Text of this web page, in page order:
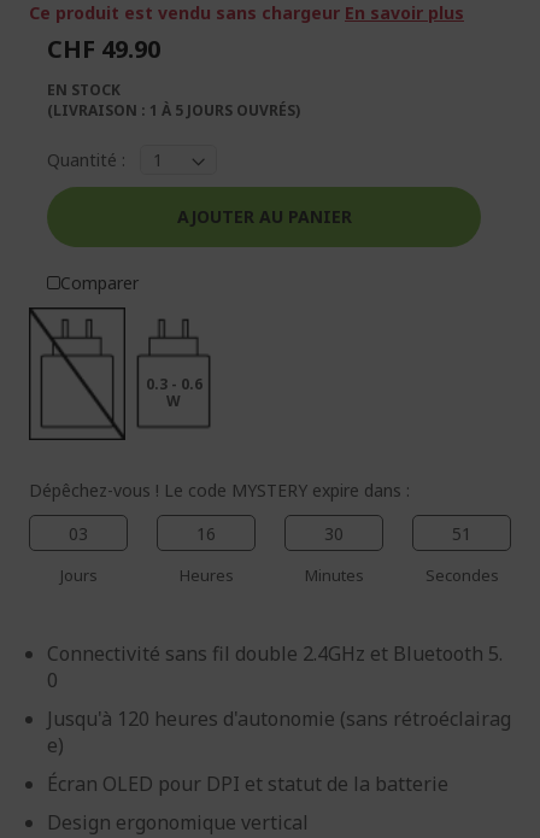
galerie
d’images
Galerie
d’images
Dépêchez-vous ! Le code MYSTERY expire dans :
03
Jours
16
Heures
30
Minutes
51
Secondes
Connectivité sans fil double 2.4GHz et Bluetooth 5.
0
Jusqu'à 120 heures d'autonomie (sans rétroéclairag
e)
Écran OLED pour DPI et statut de la batterie
Design ergonomique vertical
CHF 49.90
EN STOCK
(LIVRAISON : 1 À 5 JOURS OUVRÉS)
Quantité :
AJOUTER AU PANIER
Comparer
0.3 - 0.6
W
Ce produit est vendu sans chargeur En savoir plus